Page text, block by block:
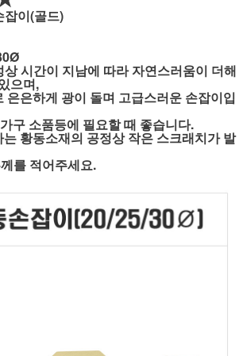
이(골드)
시간이 지남에 따라 자연스러움이 더해
으며,
하게 광이 돌며 고급스러운 손잡이입
소품등에 필요할 때 좋습니다.
황동소재의 공정상 작은 스크래치가 발
를 적어주세요.